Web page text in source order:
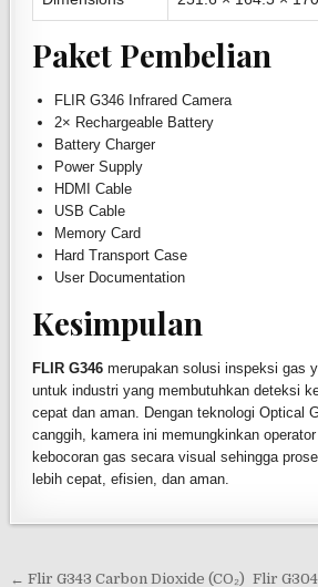
Paket Pembelian
FLIR G346 Infrared Camera
2× Rechargeable Battery
Battery Charger
Power Supply
HDMI Cable
USB Cable
Memory Card
Hard Transport Case
User Documentation
Kesimpulan
FLIR G346 merupakan solusi inspeksi gas
untuk industri yang membutuhkan deteksi
cepat dan aman. Dengan teknologi Optical
canggih, kamera ini memungkinkan
kebocoran gas secara visual sehingga
lebih cepat, efisien, dan aman.
← Flir G343 Carbon Dioxide (CO₂) Flir